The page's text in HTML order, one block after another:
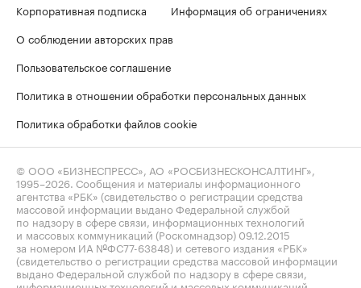
Корпоративная подписка
Информация об ограничениях
О соблюдении авторских прав
Пользовательское соглашение
Политика в отношении обработки персональных данных
Политика обработки файлов cookie
© ООО «БИЗНЕСПРЕСС», АО «РОСБИЗНЕСКОНСАЛТИНГ»,
1995–2026 . Сообщения и материалы информационного
агентства «РБК» (свидетельство о регистрации средства
массовой информации выдано Федеральной службой
по надзору в сфере связи, информационных технологий
и массовых коммуникаций (Роскомнадзор) 09.12.2015
за номером ИА №ФС77-63848) и сетевого издания «РБК»
(свидетельство о регистрации средства массовой информации
выдано Федеральной службой по надзору в сфере связи,